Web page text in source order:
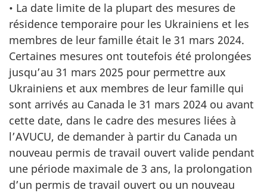
• La date limite de la plupart des mesures de
résidence temporaire pour les Ukrainiens et les
membres de leur famille était le 31 mars 2024.
Certaines mesures ont toutefois été prolongées
jusqu’au 31 mars 2025 pour permettre aux
Ukrainiens et aux membres de leur famille qui
sont arrivés au Canada le 31 mars 2024 ou avant
cette date, dans le cadre des mesures liées à
l’AVUCU, de demander à partir du Canada un
nouveau permis de travail ouvert valide pendant
une période maximale de 3 ans, la prolongation
d’un permis de travail ouvert ou un nouveau